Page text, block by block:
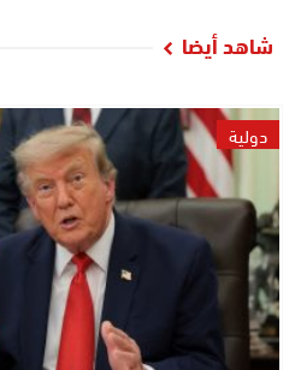
شاهد أيضا
دولية